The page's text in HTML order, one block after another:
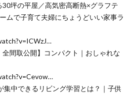
30坪の平屋／高気密高断熱×グラフテ
ムで子育て夫婦にちょうどいい家事ラ
間取公開】コンパクト｜おしゃれな
集中できるリビング学習とは？｜子供